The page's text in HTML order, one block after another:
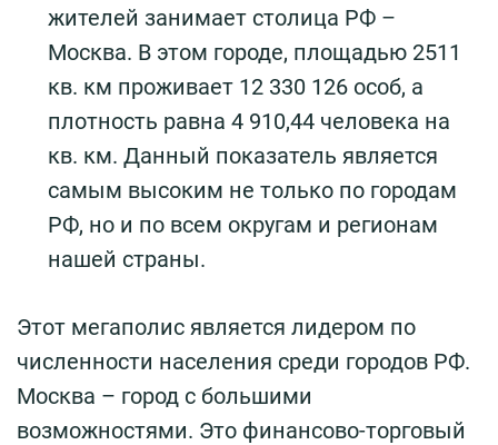
жителей занимает столица РФ –
Москва. В этом городе, площадью 2511
кв. км проживает 12 330 126 особ, а
плотность равна 4 910,44 человека на
кв. км. Данный показатель является
самым высоким не только по городам
РФ, но и по всем округам и регионам
нашей страны.
Этот мегаполис является лидером по
численности населения среди городов РФ.
Москва – город с большими
возможностями. Это финансово-торговый